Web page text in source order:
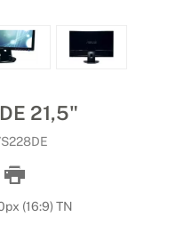
21,5"
(16:9) TN